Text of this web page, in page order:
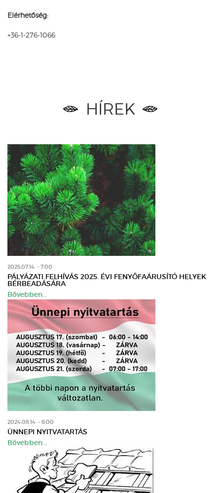
Elérhetőség:
+36-1-276-1066
HÍREK
2025.07.14. - 7:00
PÁLYÁZATI FELHÍVÁS 2025. ÉVI FENYŐFAÁRUSÍTÓ HELYEK
BÉRBEADÁSÁRA
Bővebben...
2024.08.14. - 8:00
ÜNNEPI NYITVATARTÁS
Bővebben...